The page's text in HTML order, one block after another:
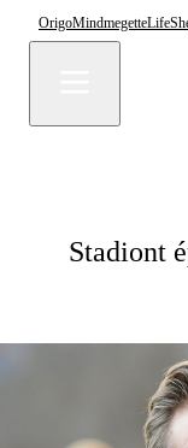
OrigoMindmegetteLife
Stadiont